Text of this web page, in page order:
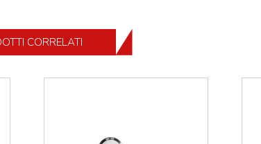
CORRELATI